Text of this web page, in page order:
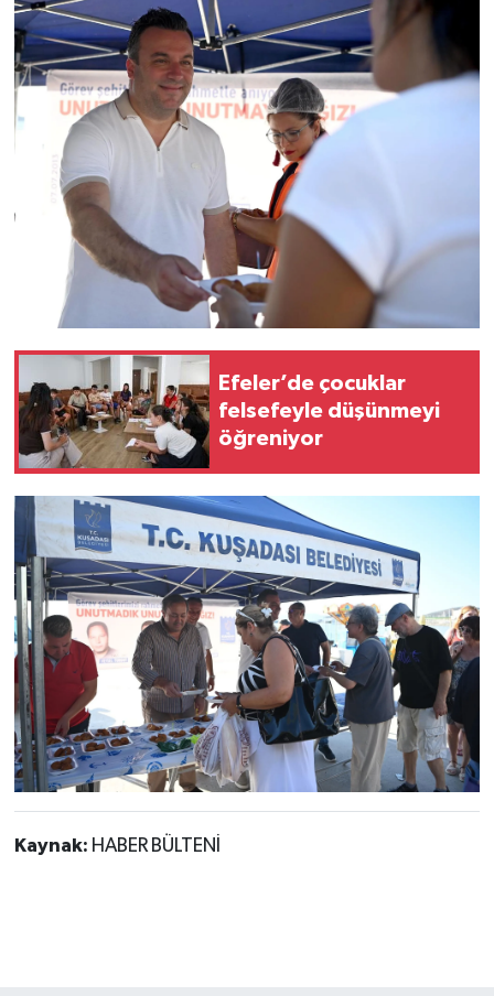
Efeler’de çocuklar
felsefeyle düşünmeyi
öğreniyor
Kaynak: HABER BÜLTENİ